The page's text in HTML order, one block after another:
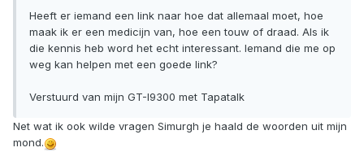
Heeft er iemand een link naar hoe dat allemaal moet, hoe
maak ik er een medicijn van, hoe een touw of draad. Als ik
die kennis heb word het echt interessant. Iemand die me op
weg kan helpen met een goede link?
Verstuurd van mijn GT-I9300 met Tapatalk
Net wat ik ook wilde vragen Simurgh je haald de woorden uit mijn
mond.